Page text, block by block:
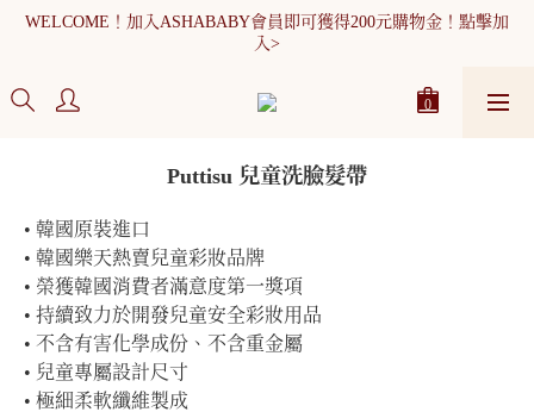
WELCOME！加入ASHABABY會員即可獲得200元購物金！點擊加
入>
WELCOME！加入ASHABABY會員即可獲得200元購物金！點擊加
入>
全館消費滿900元免運
入>
Puttisu 兒童洗臉髮帶
• 韓國原裝進口
• 韓國樂天熱賣兒童彩妝品牌
• 榮獲韓國消費者滿意度第一獎項
• 持續致力於開發兒童安全彩妝用品
• 不含有害化學成份、不含重金屬
• 兒童專屬設計尺寸
• 極細柔軟纖維製成